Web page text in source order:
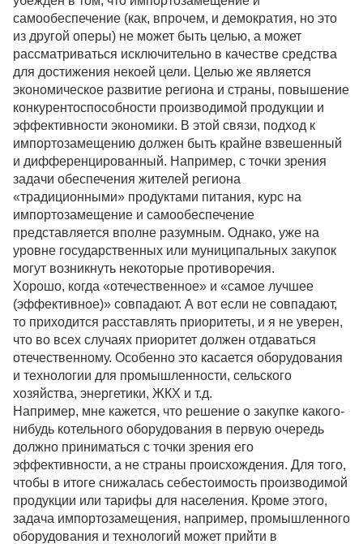
самообеспечение (как, впрочем, и демократия, но это
из другой оперы) не может быть целью, а может
рассматриваться исключительно в качестве средства
для достижения некоей цели. Целью же является
экономическое развитие региона и страны, повышение
конкурентоспособности производимой продукции и
эффективности экономики. В этой связи, подход к
импортозамещению должен быть крайне взвешенный
и дифференцированный. Например, с точки зрения
задачи обеспечения жителей региона
«традиционными» продуктами питания, курс на
импортозамещение и самообеспечение
представляется вполне разумным. Однако, уже на
уровне государственных или муниципальных закупок
могут возникнуть некоторые противоречия.
Хорошо, когда «отечественное» и «самое лучшее
(эффективное)» совпадают. А вот если не совпадают,
то приходится расставлять приоритеты, и я не уверен,
что во всех случаях приоритет должен отдаваться
отечественному. Особенно это касается оборудования
и технологии для промышленности, сельского
хозяйства, энергетики, ЖКХ и т.д.
Например, мне кажется, что решение о закупке какого-
нибудь котельного оборудования в первую очередь
должно приниматься с точки зрения его
эффективности, а не страны происхождения. Для того,
чтобы в итоге снижалась себестоимость производимой
продукции или тарифы для населения. Кроме этого,
задача импортозамещения, например, промышленного
оборудования и технологий может прийти в